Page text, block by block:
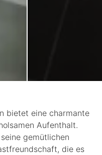
bietet eine charmante
Aufenthalt.
gemütlichen
die es